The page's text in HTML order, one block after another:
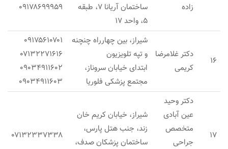
زاده
ساختمان آریانا ۷، طبقه
۵، واحد ۱۷
۰۹۱۷۸۶۹۹۹۵۹
۱۶
دکتر غلامرضا
کریمی
شیراز، بین چهارراه چنچنه
و تپه تلویزیون
ابتدای خیابان سروناز،
مجتمع پزشکی فلوریا
۰۹۱۷۵۶۱۰۷۰۱
۰۷۱۳۲۲۷۱۶۱۶
۰۹۰۳۴۹۱۱۶۰۲
۰۹۰۳۴۹۱۱۶۰۳
۱۷
دکتر وحید
عین آبادی
متخصص
جراحی
شیراز، خیابان کریم خان
زند، جنب هتل پارس،
ساختمان پزشکان صدف،
۰۷۱۳۲۳۳۷۳۳۸